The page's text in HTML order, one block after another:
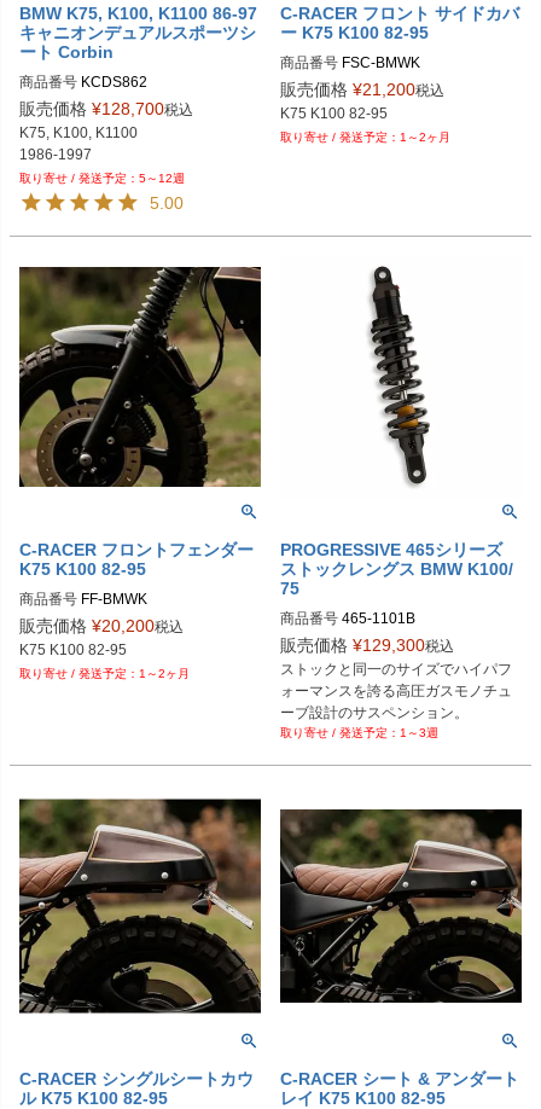
BMW K75, K100, K1100 86-97
キャニオンデュアルスポーツシ
ート Corbin
商品番号 KCDS862
販売価格 ¥128,700税込
K75, K100, K1100
1986-1997
5～12週
5.00
C-RACER フロント サイドカバ
ー K75 K100 82-95
商品番号
販売価格 ¥21,200税込
1～2ヶ月
C-RACER フロントフェンダー
K75 K100 82-95
商品番号
販売価格 ¥20,200税込
1～2ヶ月
PROGRESSIVE 465シリーズ
ストックレングス BMW K100/
75
商品番号 465-1101B
Bikers型番：777630
Drag型番：1310-0613
販売価格 ¥129,300税込
ストックと同一のサイズでハイパフ
ォーマンスを誇る高圧ガスモノチュ
ーブ設計のサスペンション。
BMW K100/75シリーズ用
1～3週
C-RACER シングルシートカウ
ル K75 K100 82-95
C-RACER シート & アンダート
レイ K75 K100 82-95